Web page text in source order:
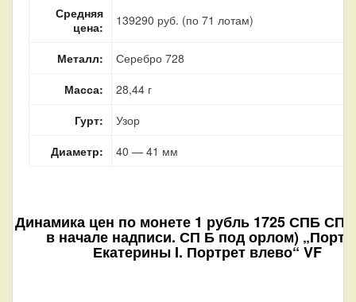
Средняя
цена:
139290 руб. (по 71 лотам)
Металл:
Серебро 728
Масса:
28,44 г
Гурт:
Узор
Диаметр:
40 — 41 мм
Динамика цен по монете 1 рубль 1725 СПБ СП
в начале надписи. СП Б под орлом)
Екатерины I. Портрет влево“ VF